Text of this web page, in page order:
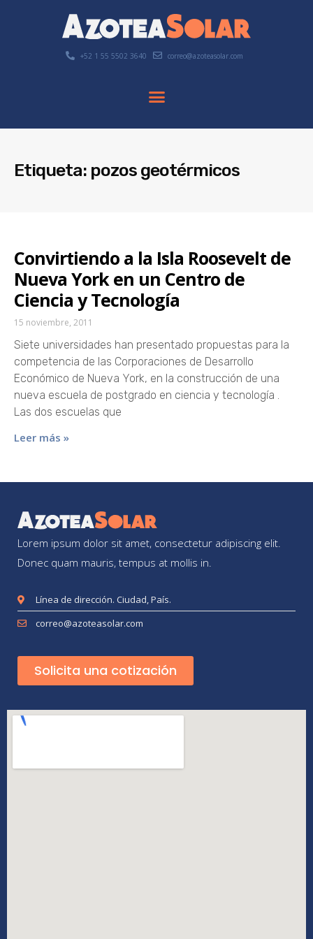
+52 1 55 5502 3640 correo@azoteasolar.com
Etiqueta: pozos geotérmicos
Convirtiendo a la Isla Roosevelt de
Nueva York en un Centro de
Ciencia y Tecnología
15 noviembre, 2011
Siete universidades han presentado propuestas para la
competencia de las Corporaciones de Desarrollo
Económico de Nueva York, en la construcción de una
nueva escuela de postgrado en ciencia y tecnología .
Las dos escuelas que
Leer más »
Lorem ipsum dolor sit amet, consectetur adipiscing elit.
Donec quam mauris, tempus at mollis in.
Línea de dirección. Ciudad, País.
correo@azoteasolar.com
Solicita una cotización